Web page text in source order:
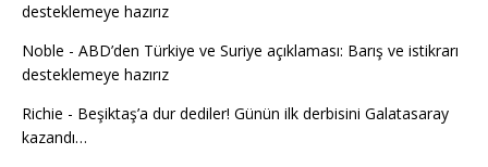
desteklemeye hazırız
Noble - ABD’den Türkiye ve Suriye açıklaması: Barış ve istikrarı
desteklemeye hazırız
Richie - Beşiktaş’a dur dediler! Günün ilk derbisini Galatasaray
kazandı…